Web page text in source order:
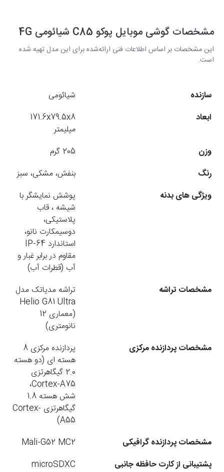
مشخصات گوشی موبایل پوکو C85 شیائومی 4G
این مشخصات بر اساس اطلاعات فنی ارائه‌شده برای این مدل تهیه شده
است.
سازنده
شیائومی
ابعاد
171.6x79.5x8
میلیمتر
وزن
205 گرم
رنگ
بنفش، مشکی، سبز
ویژگی های بدنه
پوشش نمایشگر با
شیشه ، قاب
پلاستیکی،
دوسیمکارت نانو،
استاندارد IP-64
مقاوم در برابر غبار و
آب (قطرات آب)
مشخصات تراشه
تراشه مدیاتک مدل
Helio G81 Ultra
(معماری 12
نانومتری)
مشخصات پردازنده مرکزی
پردازنده مرکزی 8
هسته ای (دو هسته
2.0 گیگاهرتزی
Cortex-A75،
شش هسته 1.8
گیگاهرتزی Cortex-
A55)
مشخصات پردازنده گرافیکی
Mali-G52 MC2
پشتیبانی از کارت حافظه جانبی
microSDXC